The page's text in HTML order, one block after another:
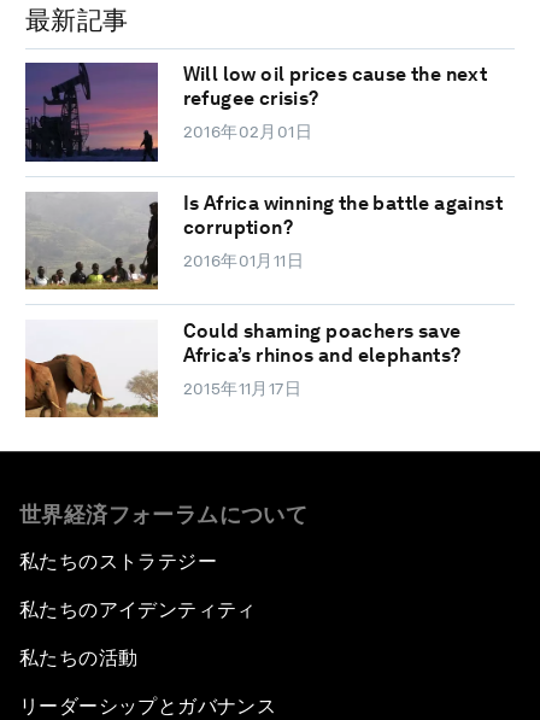
最新記事
Will low oil prices cause the next
refugee crisis?
2016年02月01日
Is Africa winning the battle against
corruption?
2016年01月11日
Could shaming poachers save
Africa’s rhinos and elephants?
2015年11月17日
世界経済フォーラムについて
私たちのストラテジー
私たちのアイデンティティ
私たちの活動
リーダーシップとガバナンス